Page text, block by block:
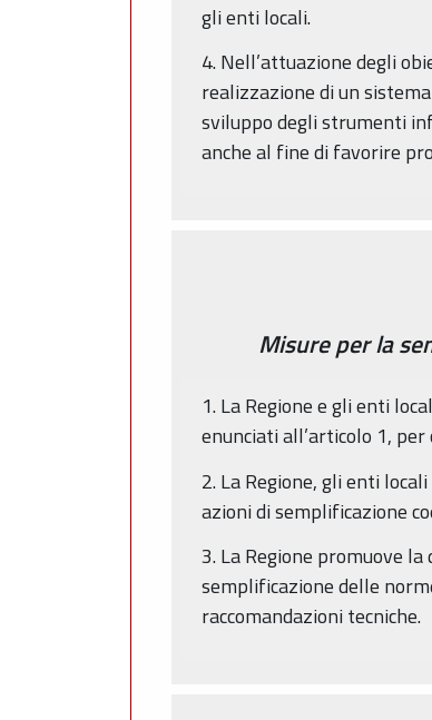
gli enti locali.
4. Nell’attuazione degli
realizzazione di un
sviluppo degli strumenti
anche al fine di favorire
Misure per la
1. La Regione e gli enti
enunciati all’articolo 1,
2. La Regione, gli enti
azioni di semplificazione
3. La Regione promuove
semplificazione delle
raccomandazioni tecniche.